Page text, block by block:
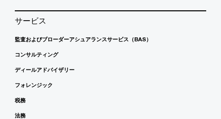
サービス
監査およびブローダーアシュアランスサービス（BAS）
コンサルティング
ディールアドバイザリー
フォレンジック
税務
法務